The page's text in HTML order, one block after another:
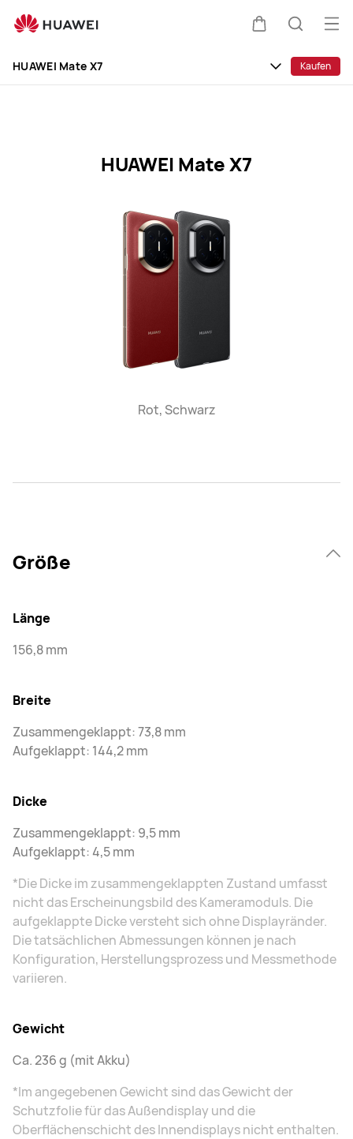
Mate
Specification
HUAWEI Mate X7 Kaufen
HUAWEI Mate X7
Rot, Schwarz
Größe
Länge
156,8 mm
Breite
Zusammengeklappt: 73,8 mm
Aufgeklappt: 144,2 mm
Dicke
Zusammengeklappt: 9,5 mm
Aufgeklappt: 4,5 mm
*Die Dicke im zusammengeklappten Zustand umfasst
nicht das Erscheinungsbild des Kameramoduls. Die
aufgeklappte Dicke versteht sich ohne Displayränder.
Die tatsächlichen Abmessungen können je nach
Konfiguration, Herstellungsprozess und Messmethode
variieren.
Gewicht
Ca. 236 g (mit Akku)
*Im angegebenen Gewicht sind das Gewicht der
Schutzfolie für das Außendisplay und die
Oberflächenschicht des Innendisplays nicht enthalten.